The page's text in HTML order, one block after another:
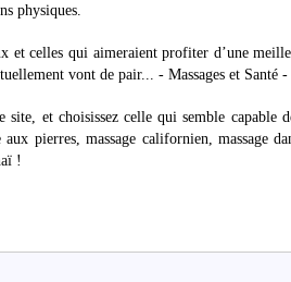
physiques.
et celles qui aimeraient profiter d’une
vont de pair... - Massages et Santé
site, et choisissez celle qui semble
pierres, massage californien, massage
!